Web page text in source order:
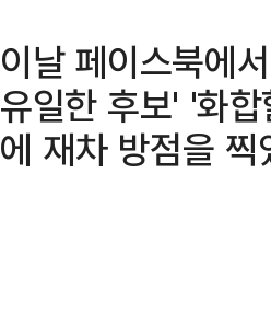
이날 페이스북에
유일한 후보' '화
에 재차 방점을 찍